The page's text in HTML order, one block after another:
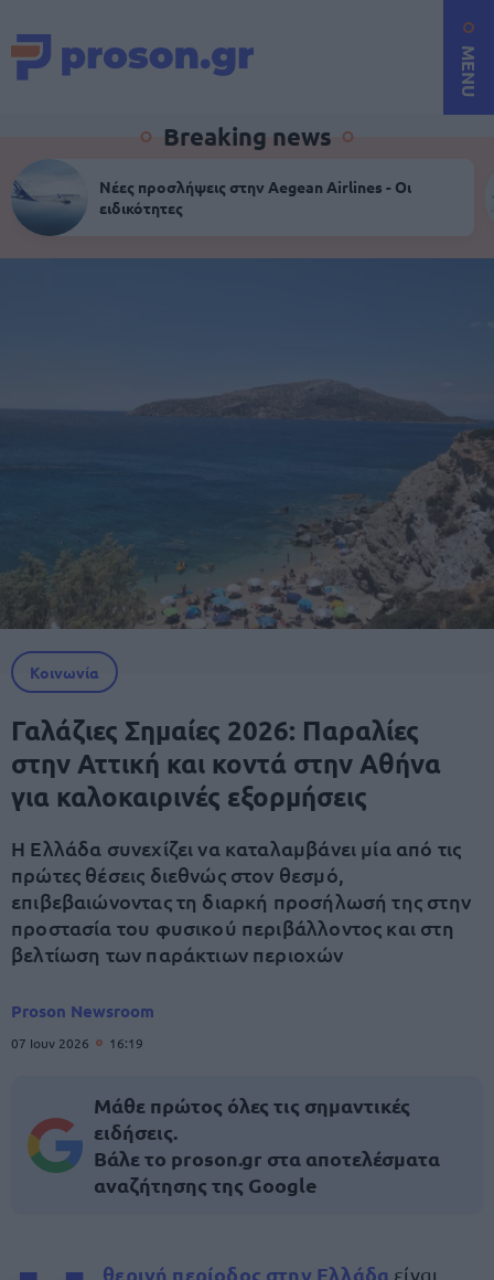
MENU
Breaking news
Νέες προσλήψεις στην Aegean Airlines - Οι
ειδικότητες
Κοινωνία
Γαλάζιες Σημαίες 2026: Παραλίες
στην Αττική και κοντά στην Αθήνα
για καλοκαιρινές εξορμήσεις
Η Ελλάδα συνεχίζει να καταλαμβάνει μία από τις
πρώτες θέσεις διεθνώς στον θεσμό,
επιβεβαιώνοντας τη διαρκή προσήλωσή της στην
προστασία του φυσικού περιβάλλοντος και στη
βελτίωση των παράκτιων περιοχών
Proson Newsroom
07 Ιουν 2026 16:19
Μάθε πρώτος όλες τις σημαντικές
ειδήσεις.
Βάλε το proson.gr στα αποτελέσματα
αναζήτησης της Google
θερινή περίοδος στην Ελλάδα είναι